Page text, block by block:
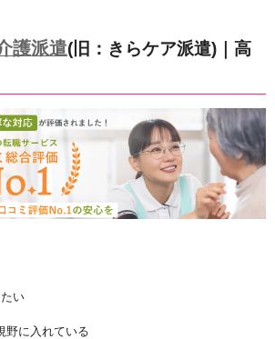
護派遣(旧：きらケア派遣)｜高
い
野に入れている